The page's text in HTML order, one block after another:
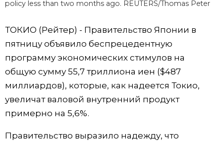
Технологии
Токио
От редакции
policy less than two months ago. REUTERS/Thomas Peter
ТОКИО (Рейтер) - Правительство Японии в
пятницу объявило беспрецедентную
программу экономических стимулов на
общую сумму 55,7 триллиона иен ($487
миллиардов), которые, как надеется Токио,
увеличат валовой внутренний продукт
примерно на 5,6%.
Правительство выразило надежду, что